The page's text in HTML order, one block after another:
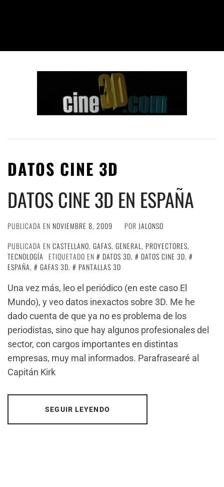
DATOS CINE 3D
DATOS CINE 3D EN ESPAÑA
PUBLICADA EN NOVIEMBRE 8, 2009 POR JALONSO
PUBLICADA EN CASTELLANO, GAFAS, GENERAL, PROYECTORES,
TECNOLOGÍA
ETIQUETADO EN DATOS 3D, DATOS CINE 3D,
ESPAÑA, GAFAS 3D,
PANTALLAS 3D
Una vez más, leo el periódico (en este caso El
Mundo), y veo datos inexactos sobre 3D. Me he
dado cuenta de que ya no es problema de los
periodistas, sino que hay algunos profesionales del
sector, con cargos importantes en distintas
empresas, muy mal informados. Parafrasearé al
Capitán Kirk
SEGUIR LEYENDO